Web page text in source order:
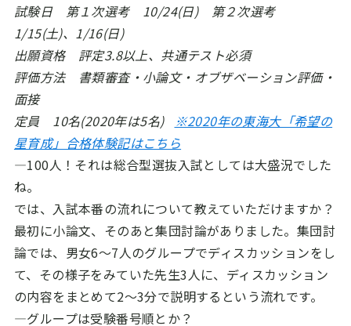
試験日 第１次選考 10/24(日) 第２次選考
1/15(土)、1/16(日)
出願資格 評定3.8以上、共通テスト必須
評価方法 書類審査・小論文・オブザベーション評価・
面接
定員 10名(2020年は5名)
※2020年の東海大「希望の
星育成」合格体験記はこちら
―100人！それは総合型選抜入試としては大盛況でした
ね。
では、入試本番の流れについて教えていただけますか？
最初に小論文、そのあと集団討論がありました。集団討
論では、男女6～7人のグループでディスカッションをし
て、その様子をみていた先生3人に、ディスカッション
の内容をまとめて2～3分で説明するという流れです。
―グループは受験番号順とか？